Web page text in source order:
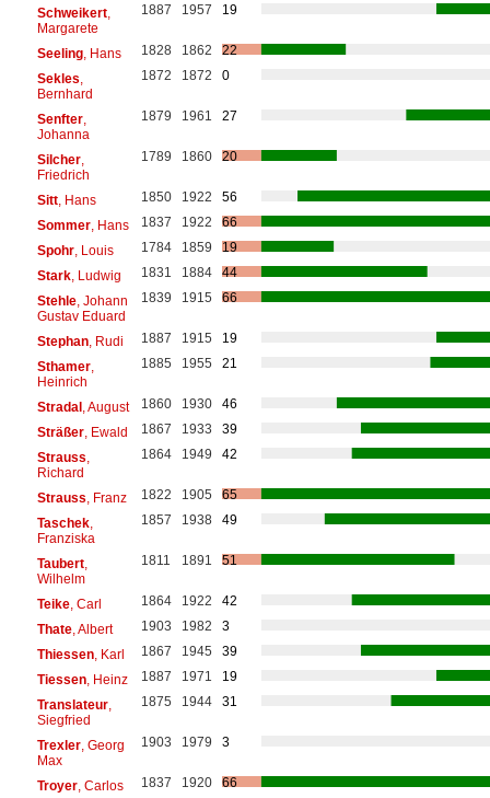
Schweikert,
Margarete
1887 1957 19
Seeling, Hans 1828 1862
22
Sekles
Bernhard
1872 1872 0
Senfter,
Johanna
1879 1961 27
Silcher,
Friedrich
1789 1860 20
Sitt, Hans 1850 1922
56
Sommer, Hans 1837 1922
66
Spohr, Louis 1784 1859
19
Stark, Ludwig 1831 1884
44
Stehle, Johann
Gustav Eduard
1839 1915 66
Stephan, Rudi 1887 1915
19
Sthamer,
Heinrich
1885 1955 21
Stradal, August 1860 1930
46
Sträßer, Ewald 1867 1933
39
Strauss
Richard
1864 1949 42
Strauss , Franz 1822 1905
65
Taschek,
Franziska
1857 1938 49
Taubert,
Wilhelm
1811 1891 51
Teike, Carl 1864 1922
42
Thate, Albert 1903 1982
3
Thiessen, Karl 1867 1945
39
Tiessen, Heinz 1887 1971
19
Translateur,
Siegfried
1875 1944 31
Trexler, Georg
Max
1903 1979 3
Troyer, Carlos 1837 1920
66